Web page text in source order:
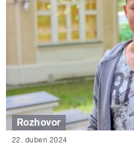
Rozhovor
22. duben 2024